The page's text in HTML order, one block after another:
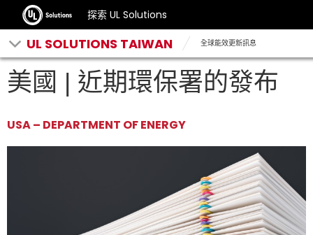
探索 UL Solutions
UL SOLUTIONS TAIWAN 全球能效更新訊息
美國 | 近期環保署的發布
USA – DEPARTMENT OF ENERGY